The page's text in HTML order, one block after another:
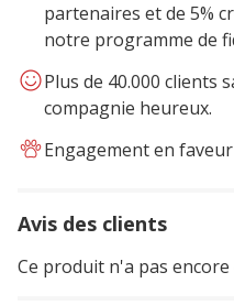
partenaires et de 5%
notre programme de
Plus de 40.000 clients
compagnie heureux.
Engagement en
Avis des clients
Ce produit n'a pas encore